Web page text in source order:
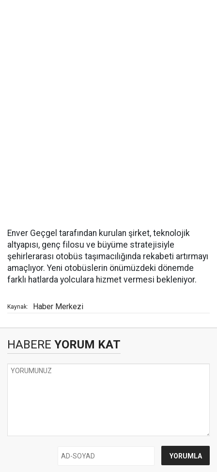
Enver Geçgel tarafından kurulan şirket, teknolojik
altyapısı, genç filosu ve büyüme stratejisiyle
şehirlerarası otobüs taşımacılığında rekabeti artırmayı
amaçlıyor. Yeni otobüslerin önümüzdeki dönemde
farklı hatlarda yolculara hizmet vermesi bekleniyor.
Kaynak: Haber Merkezi
HABERE YORUM KAT